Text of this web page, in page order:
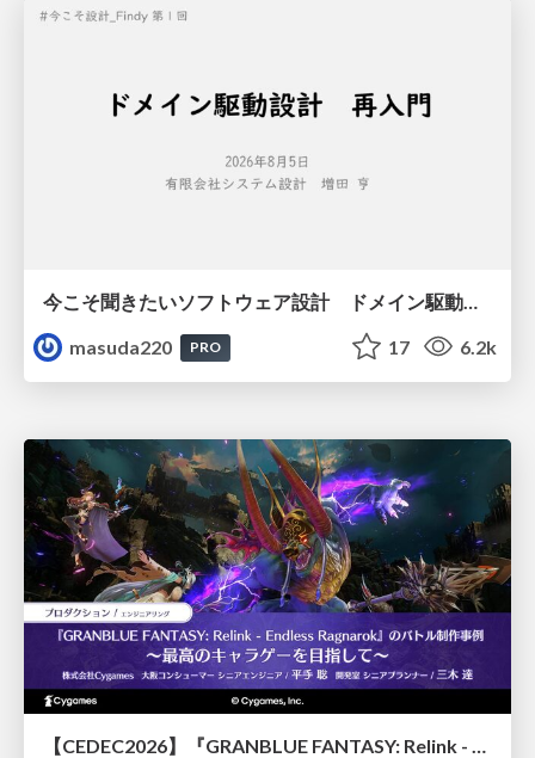
masuda220
PRO 17 6.2k
【CEDEC2026】『GRANBLUE FANTASY: Relink - Endless Ragnarok』のバトル制作事例 ～最高のキャラゲーを目指して～